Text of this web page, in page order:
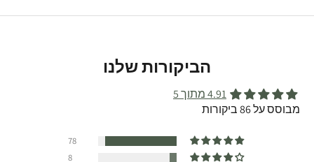
For any further questions and for info on returns from
outside the U.S please contact us at
customercare@agilitegear.com
הביקורות שלנו
4.91 מתוך 5
מבוסס על 86 ביקורות
78
8